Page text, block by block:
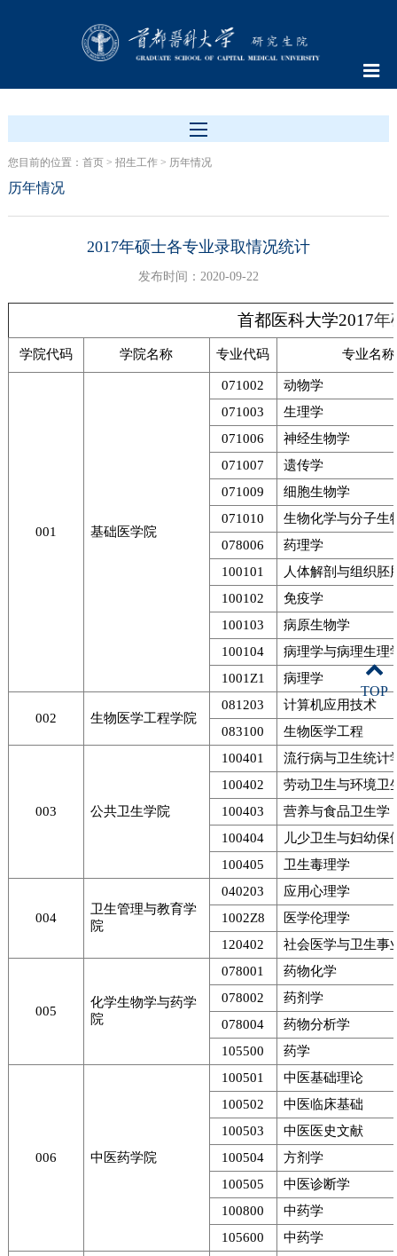
您目前的位置： 首页> 招生工作> 历年情况
历年情况
2017年硕士各专业录取情况统计
发布时间：2020-09-22
首都医科大学2017年
学院代码 学院名称 专业代码 专业名称
001 基础医学院
071002
动物学
071003
生理学
071006
神经生物学
071007
遗传学
071009
细胞生物学
071010
生物化学与分子生
078006
药理学
100101
人体解剖与组织胚
100102
免疫学
100103
病原生物学
100104
病理学与病理生理
1001Z1
病理学
002 生物医学工程学院
081203
计算机应用技术
083100
生物医学工程
003 公共卫生学院
100401
流行病与卫生统计
100402
劳动卫生与环境卫
100403
营养与食品卫生学
100404
儿少卫生与妇幼保
100405
卫生毒理学
004
卫生管理与教育学
院
040203
应用心理学
1002Z8
医学伦理学
120402
社会医学与卫生事
005
化学生物学与药学
院
078001
药物化学
078002
药剂学
078004
药物分析学
105500
药学
006 中医药学院
100501
中医基础理论
100502
中医临床基础
100503
中医医史文献
100504
方剂学
100505
中医诊断学
100800
中药学
105600
中药学
TOP